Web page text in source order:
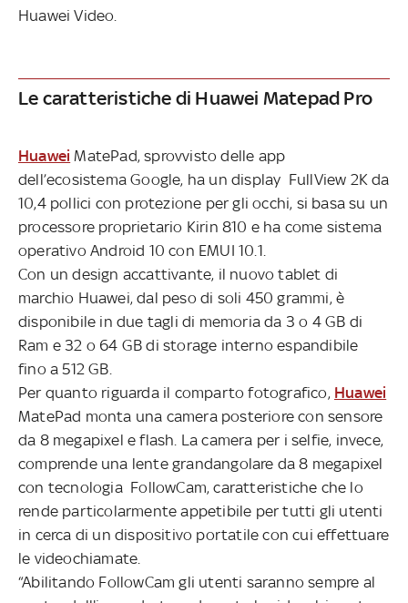
Huawei Video.
Le caratteristiche di Huawei Matepad Pro
Huawei MatePad, sprovvisto delle app
dell’ecosistema Google, ha un display FullView 2K da
10,4 pollici con protezione per gli occhi, si basa su un
processore proprietario Kirin 810 e ha come sistema
operativo Android 10 con EMUI 10.1.
Con un design accattivante, il nuovo tablet di
marchio Huawei, dal peso di soli 450 grammi, è
disponibile in due tagli di memoria da 3 o 4 GB di
Ram e 32 o 64 GB di storage interno espandibile
fino a 512 GB.
Per quanto riguarda il comparto fotografico, Huawei
MatePad monta una camera posteriore con sensore
da 8 megapixel e flash. La camera per i selfie, invece,
comprende una lente grandangolare da 8 megapixel
con tecnologia FollowCam, caratteristiche che lo
rende particolarmente appetibile per tutti gli utenti
in cerca di un dispositivo portatile con cui effettuare
le videochiamate.
“Abilitando FollowCam gli utenti saranno sempre al